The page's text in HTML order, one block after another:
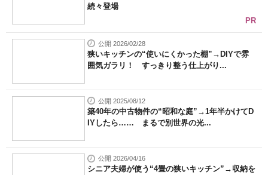
続々登場
PR
公開 2026/02/28
狭いキッチンの“使いにくかった棚”→DIYで雰
囲気ガラリ！ すっきり整う仕上がり...
公開 2025/08/12
築40年の中古物件の“昭和な庭”→1年半かけてD
IYしたら…… まるで別世界の光...
公開 2026/04/16
シニア夫婦が使う“4畳の狭いキッチン”→収納を